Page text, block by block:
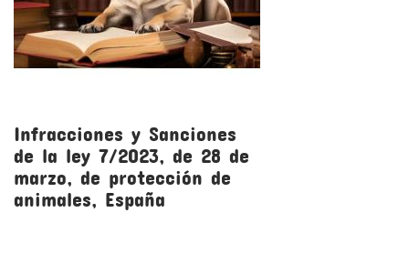
Infracciones y Sanciones
de la ley 7/2023, de 28 de
marzo, de protección de
animales, España